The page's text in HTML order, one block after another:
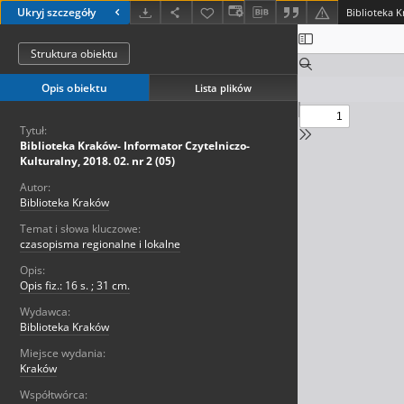
Ukryj szczegóły
Struktura obiektu
Opis obiektu Lista plików
Tytuł:
Biblioteka Kraków- Informator Czytelniczo-
Kulturalny, 2018. 02. nr 2 (05)
Autor:
Biblioteka Kraków
Temat i słowa kluczowe:
czasopisma regionalne i lokalne
Opis:
Opis fiz.: 16 s. ; 31 cm.
Wydawca:
Biblioteka Kraków
Miejsce wydania:
Kraków
Współtwórca: